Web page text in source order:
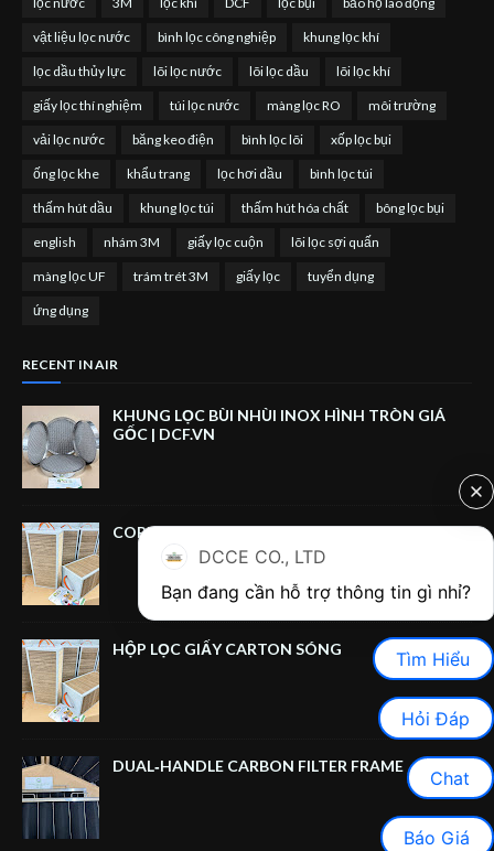
vật liệu lọc nước bình lọc công nghiệp khung lọc khí
lọc dầu thủy lực lõi lọc nước lõi lọc dầu lõi lọc khí
giấy lọc thí nghiệm túi lọc nước màng lọc RO môi trường
vải lọc nước băng keo điện bình lọc lõi xốp lọc bụi
ống lọc khe khẩu trang lọc hơi dầu bình lọc túi
thấm hút dầu khung lọc túi thấm hút hóa chất bông lọc bụi
english nhám 3M giấy lọc cuộn lõi lọc sợi quấn
màng lọc UF trám trét 3M giấy lọc tuyển dụng
ứng dụng
RECENT IN AIR
KHUNG LỌC BÙI NHÙI INOX HÌNH TRÒN GIÁ
GỐC | DCF.VN
CORRUGATED CARDBOARD FILTER BOX
HỘP LỌC GIẤY CARTON SÓNG
DUAL‑HANDLE CARBON FILTER FRAME
DCCE CO., LTD
Bạn đang cần hỗ trợ thông tin gì nhỉ?
Tìm Hiểu
Hỏi Đáp
Chat
Báo Giá